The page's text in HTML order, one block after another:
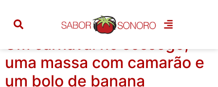
Tag: bolo de banana
Um carnaval no sossego,
uma massa com camarão e
um bolo de banana